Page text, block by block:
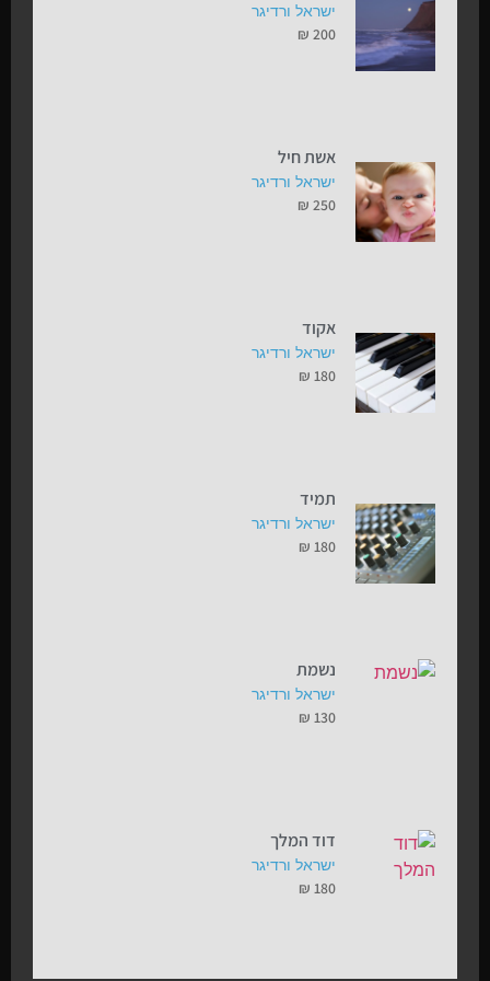
ישראל ורדיגר
₪ 200
אשת חיל
ישראל ורדיגר
₪ 250
אקוד
ישראל ורדיגר
₪ 180
תמיד
ישראל ורדיגר
₪ 180
נשמת
ישראל ורדיגר
₪ 130
דוד המלך
ישראל ורדיגר
₪ 180